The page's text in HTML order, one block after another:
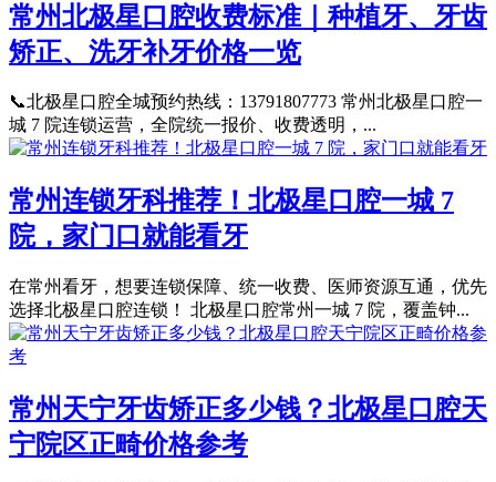
常州北极星口腔收费标准｜种植牙、牙齿
矫正、洗牙补牙价格一览
📞北极星口腔全城预约热线：13791807773 常州北极星口腔一
城 7 院连锁运营，全院统一报价、收费透明，...
常州连锁牙科推荐！北极星口腔一城 7
院，家门口就能看牙
在常州看牙，想要连锁保障、统一收费、医师资源互通，优先
选择北极星口腔连锁！ 北极星口腔常州一城 7 院，覆盖钟...
常州天宁牙齿矫正多少钱？北极星口腔天
宁院区正畸价格参考